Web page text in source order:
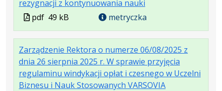
rezygnacji z kontynuowania nauki
Plik
formacie:
pdf
Rozmiar
49
kB
Otwiera
w
nowej
karcie.
Plik
w
formacie
pdf 49 kB metryczka
Zarządzenie Rektora o numerze 06/08/2025 z
dnia 26 sierpnia 2025 r. W sprawie przyjęcia
regulaminu windykacji opłat i czesnego w Uczelni
Biznesu i Nauk Stosowanych VARSOVIA...